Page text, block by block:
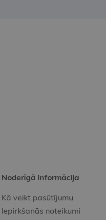
Noderīgā informācija
Kā veikt pasūtījumu
Iepirkšanās noteikumi